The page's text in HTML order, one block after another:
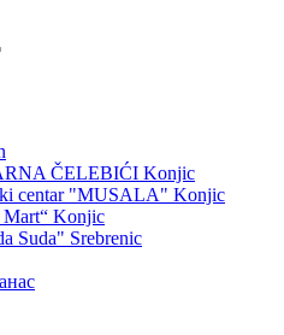
ČELEBIĆI Konjic
centar "MUSALA" Konjic
Konjic
Suda" Srebrenic